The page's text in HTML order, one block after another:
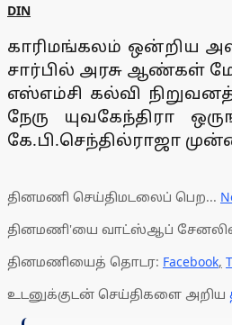
DIN
காரிமங்கலம் ஒன்றிய
சார்பில் அரசு ஆண்கள்
எஸ்எம்சி கல்வி
நேரு யுவகேந்திரா
கே.பி.செந்தில்ராஜா
தினமணி செய்திமடலைப் பெற...
தினமணி'யை வாட்ஸ்ஆப்
தினமணியைத் தொடர: Facebook,
உடனுக்குடன் செய்திகளை அறிய